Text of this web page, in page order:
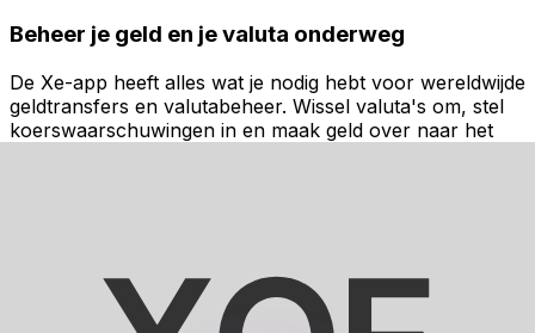
Beheer je geld en je valuta onderweg
De Xe-app heeft alles wat je nodig hebt voor wereldwijde
geldtransfers en valutabeheer. Wissel valuta's om, stel
koerswaarschuwingen in en maak geld over naar het